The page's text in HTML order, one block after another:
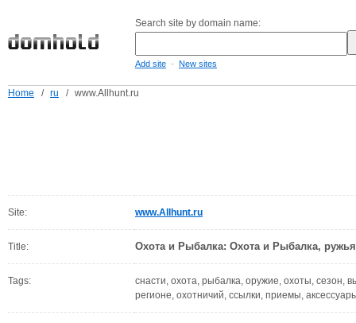
Search site by domain name:
Add site - New sites
Home / ru / www.Allhunt.ru
Site: www.Allhunt.ru
Title: Охота и Рыбалка: Охота и Рыбалка,
Tags:
снасти, охота, рыбалка, оружие, охоты, сезон,
регионе, охотничий, ссылки, приемы,